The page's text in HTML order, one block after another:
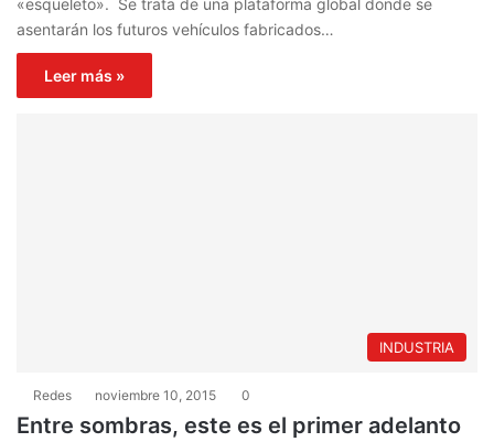
asentarán los futuros vehículos fabricados…
Leer más »
INDUSTRIA
Redes noviembre 10, 2015 0
Entre sombras, este es el primer adelanto